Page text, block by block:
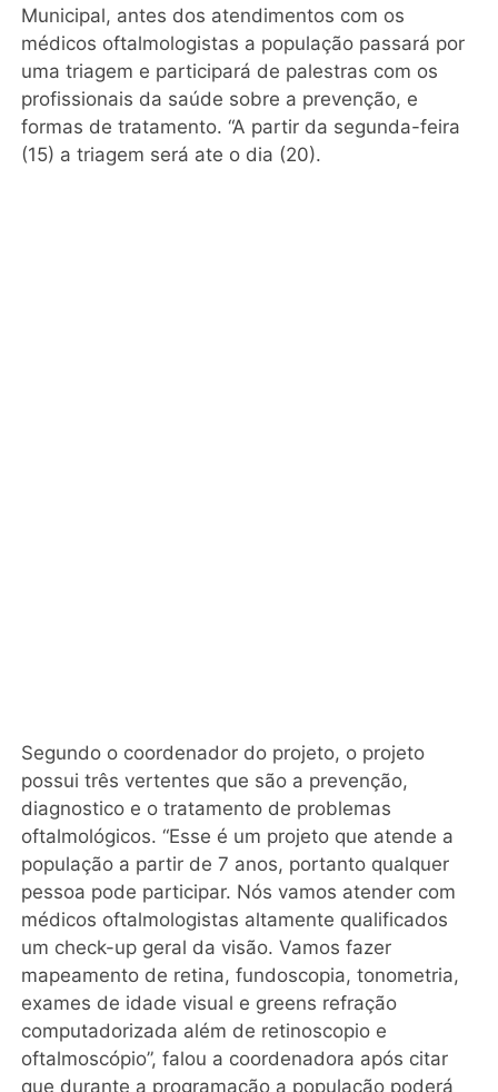
Municipal, antes dos atendimentos com os
médicos oftalmologistas a população passará por
uma triagem e participará de palestras com os
profissionais da saúde sobre a prevenção, e
formas de tratamento. “A partir da segunda-feira
(15) a triagem será ate o dia (20).
Segundo o coordenador do projeto, o projeto
possui três vertentes que são a prevenção,
diagnostico e o tratamento de problemas
oftalmológicos. “Esse é um projeto que atende a
população a partir de 7 anos, portanto qualquer
pessoa pode participar. Nós vamos atender com
médicos oftalmologistas altamente qualificados
um check-up geral da visão. Vamos fazer
mapeamento de retina, fundoscopia, tonometria,
exames de idade visual e greens refração
computadorizada além de retinoscopio e
oftalmoscópio”, falou a coordenadora após citar
que durante a programação a população poderá